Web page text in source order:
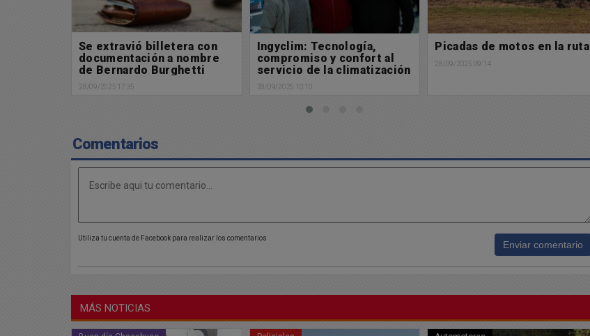
Ingyclim: Tecnología,
compromiso y confort al
servicio de la climatización
inteligente
28/09/2025 10:10
Picadas de motos en la ruta
28/09/2025 09:14
Registro de lluvias caída en
las últimas horas en
nuestra ciudad
Comentarios
Utiliza tu cuenta de Facebook para realizar los comentarios
Enviar comentario
MÁS NOTICIAS